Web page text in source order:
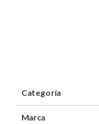
Categoría
Marca